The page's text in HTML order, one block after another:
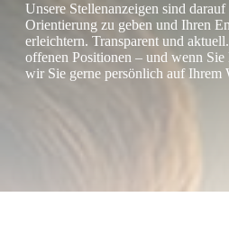
Unsere Stellenanzeigen sind
Orientierung zu geben und Ihren
erleichtern. Transparent und
offenen Positionen – und wenn Sie
wir Sie gerne persönlich auf Ihrem